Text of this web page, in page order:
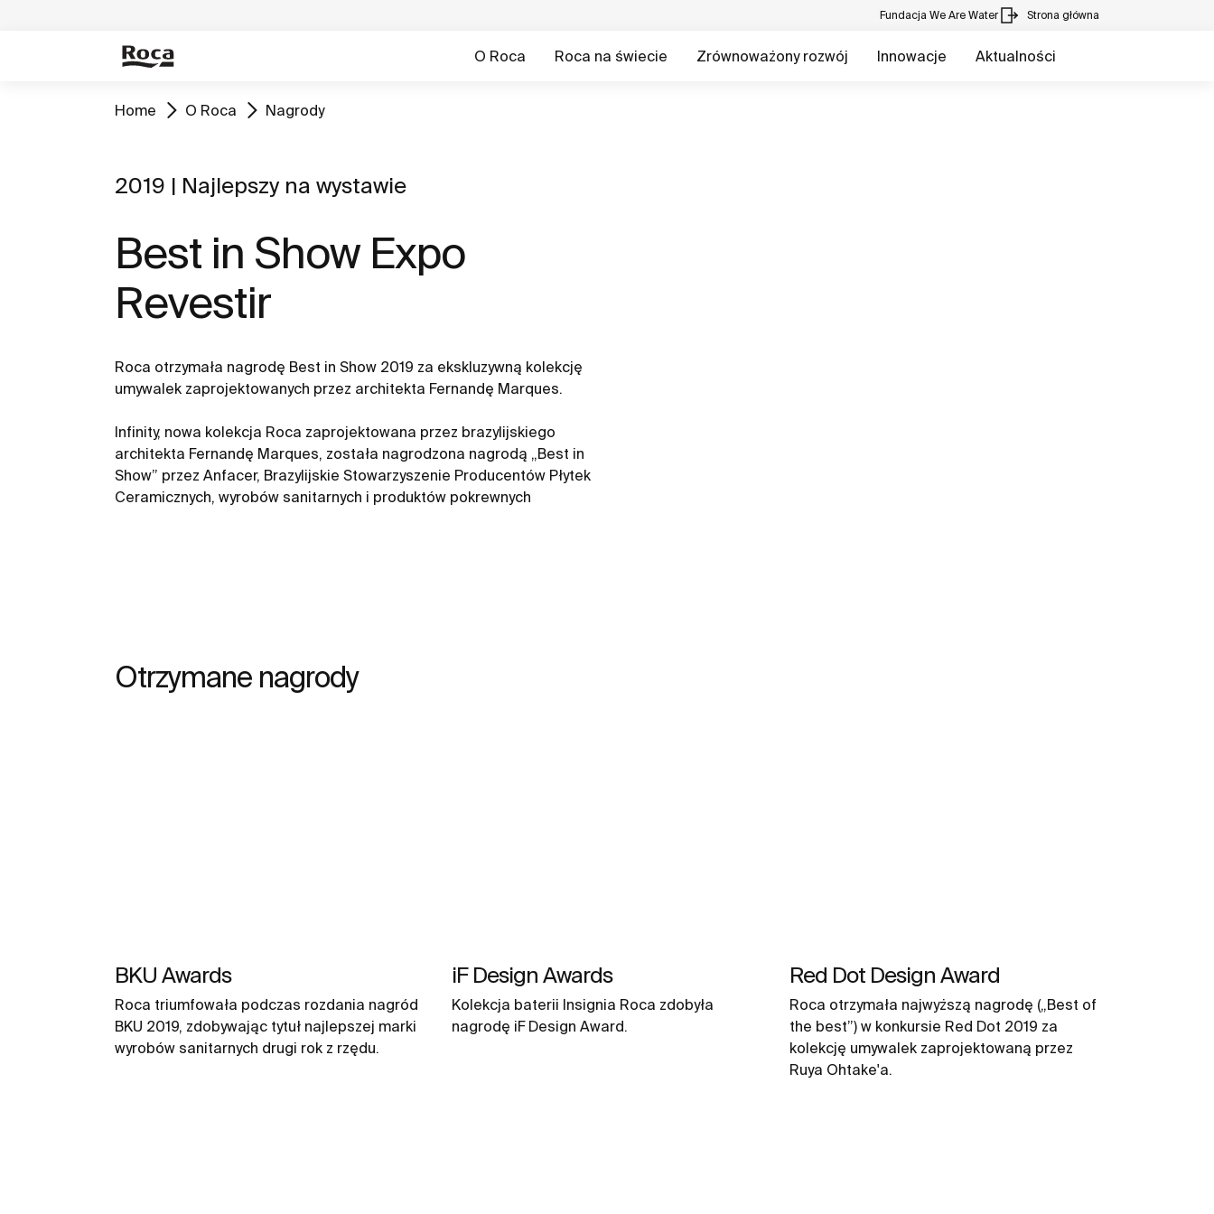
Fundacja We Are Water Strona główna
O Roca Roca na świecie Zrównoważony rozwój Innowacje Aktualności
Home O Roca Nagrody
2019 | Najlepszy na wystawie
Best in Show Expo
Revestir
Roca otrzymała nagrodę Best in Show 2019 za ekskluzywną kolekcję
umywalek zaprojektowanych przez architekta Fernandę Marques.
Infinity, nowa kolekcja Roca zaprojektowana przez brazylijskiego
architekta Fernandę Marques, została nagrodzona nagrodą „Best in
Show” przez Anfacer, Brazylijskie Stowarzyszenie Producentów Płytek
Ceramicznych, wyrobów sanitarnych i produktów pokrewnych
Otrzymane nagrody
BKU Awards
Roca triumfowała podczas rozdania nagród
BKU 2019, zdobywając tytuł najlepszej marki
wyrobów sanitarnych drugi rok z rzędu.
iF Design Awards
Kolekcja baterii Insignia Roca zdobyła
nagrodę iF Design Award.
Red Dot Design Award
Roca otrzymała najwyższą nagrodę („Best of
the best”) w konkursie Red Dot 2019 za
kolekcję umywalek zaprojektowaną przez
Ruya Ohtake'a.